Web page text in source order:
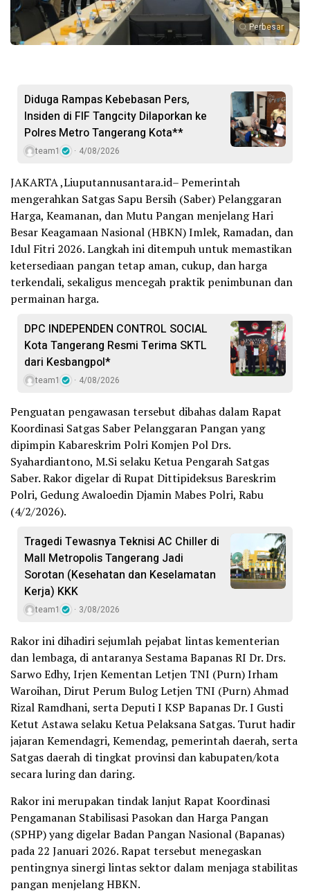
Perbesar
Diduga Rampas Kebebasan Pers,
Insiden di FIF Tangcity Dilaporkan ke
Polres Metro Tangerang Kota**
team1 4/08/2026
JAKARTA ,Liuputannusantara.id– Pemerintah
mengerahkan Satgas Sapu Bersih (Saber) Pelanggaran
Harga, Keamanan, dan Mutu Pangan menjelang Hari
Besar Keagamaan Nasional (HBKN) Imlek, Ramadan, dan
Idul Fitri 2026. Langkah ini ditempuh untuk memastikan
ketersediaan pangan tetap aman, cukup, dan harga
terkendali, sekaligus mencegah praktik penimbunan dan
permainan harga.
DPC INDEPENDEN CONTROL SOCIAL
Kota Tangerang Resmi Terima SKTL
dari Kesbangpol*
team1 4/08/2026
Penguatan pengawasan tersebut dibahas dalam Rapat
Koordinasi Satgas Saber Pelanggaran Pangan yang
dipimpin Kabareskrim Polri Komjen Pol Drs.
Syahardiantono, M.Si selaku Ketua Pengarah Satgas
Saber. Rakor digelar di Rupat Dittipideksus Bareskrim
Polri, Gedung Awaloedin Djamin Mabes Polri, Rabu
(4/2/2026).
Tragedi Tewasnya Teknisi AC Chiller di
Mall Metropolis Tangerang Jadi
Sorotan (Kesehatan dan Keselamatan
Kerja) KKK
team1 3/08/2026
Rakor ini dihadiri sejumlah pejabat lintas kementerian
dan lembaga, di antaranya Sestama Bapanas RI Dr. Drs.
Sarwo Edhy, Irjen Kementan Letjen TNI (Purn) Irham
Waroihan, Dirut Perum Bulog Letjen TNI (Purn) Ahmad
Rizal Ramdhani, serta Deputi I KSP Bapanas Dr. I Gusti
Ketut Astawa selaku Ketua Pelaksana Satgas. Turut hadir
jajaran Kemendagri, Kemendag, pemerintah daerah, serta
Satgas daerah di tingkat provinsi dan kabupaten/kota
secara luring dan daring.
Rakor ini merupakan tindak lanjut Rapat Koordinasi
Pengamanan Stabilisasi Pasokan dan Harga Pangan
(SPHP) yang digelar Badan Pangan Nasional (Bapanas)
pada 22 Januari 2026. Rapat tersebut menegaskan
pentingnya sinergi lintas sektor dalam menjaga stabilitas
pangan menjelang HBKN.